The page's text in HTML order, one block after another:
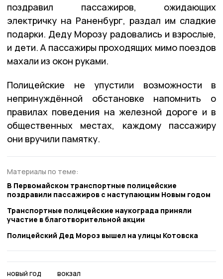
поздравил пассажиров, ожидающих
электричку на Раненбург, раздал им сладкие
подарки. Деду Морозу радовались и взрослые,
и дети. А пассажиры проходящих мимо поездов
махали из окон руками.
Полицейские не упустили возможности в
непринуждённой обстановке напомнить о
правилах поведения на железной дороге и в
общественных местах, каждому пассажиру
они вручили памятку.
Материалы по теме:
В Первомайском транспортные полицейские
поздравили пассажиров с наступающим Новым годом
Транспортные полицейские наукограда приняли
участие в благотворительной акции
Полицейский Дед Мороз вышел на улицы Котовска
новый год вокзал